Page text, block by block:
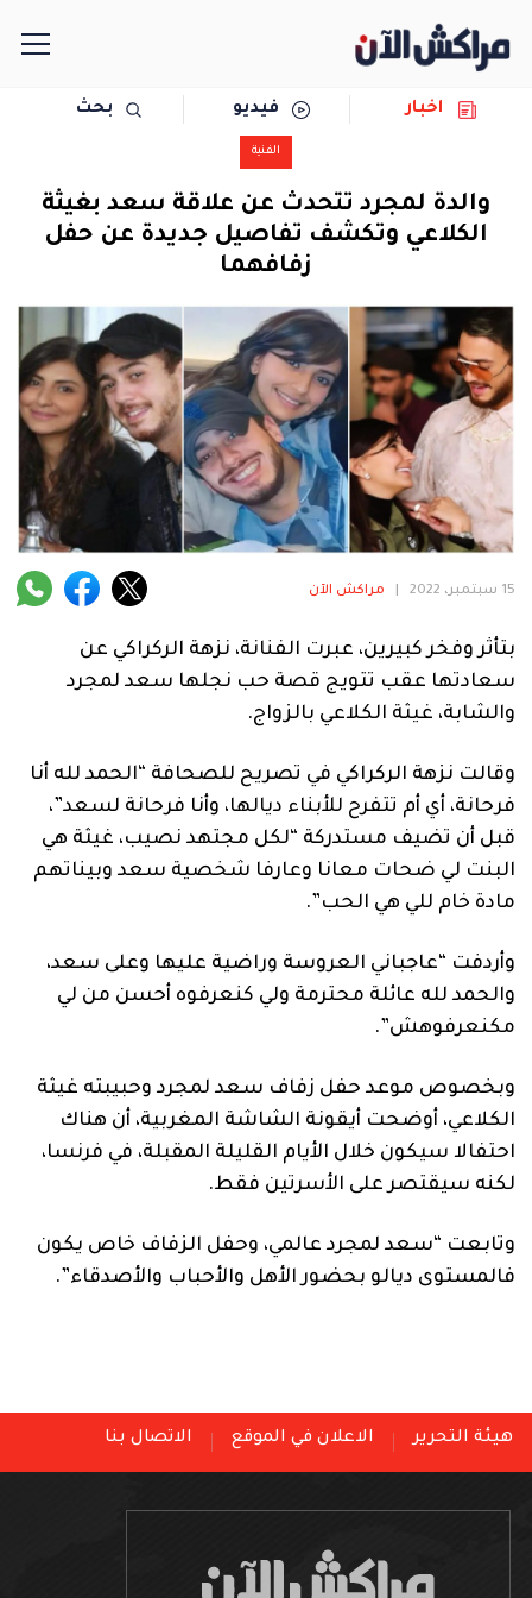
سياسة
رياضة
حوادث
دولية
المرأة
فنية
منوعة
آراء
اخبار فيديو بحث
الفنية
والدة لمجرد تتحدث عن علاقة سعد بغيثة
الكلاعي وتكشف تفاصيل جديدة عن حفل
زفافهما
15 سبتمبر، 2022 مراكش الآن
بتأثر وفخر كبيرين، عبرت الفنانة، نزهة الركراكي عن
سعادتها عقب تتويج قصة حب نجلها سعد لمجرد
والشابة، غيثة الكلاعي بالزواج.
وقالت نزهة الركراكي في تصريح للصحافة “الحمد لله أنا
فرحانة، أي أم تتفرح للأبناء ديالها، وأنا فرحانة لسعد”،
قبل أن تضيف مستدركة “لكل مجتهد نصيب، غيثة هي
البنت لي ضحات معانا وعارفا شخصية سعد وبيناتهم
مادة خام للي هي الحب”.
وأردفت “عاجباني العروسة وراضية عليها وعلى سعد،
والحمد لله عائلة محترمة ولي كنعرفوه أحسن من لي
مكنعرفوهش”.
وبخصوص موعد حفل زفاف سعد لمجرد وحبيبته غيثة
الكلاعي، أوضحت أيقونة الشاشة المغربية، أن هناك
احتفالا سيكون خلال الأيام القليلة المقبلة، في فرنسا،
لكنه سيقتصر على الأسرتين فقط.
وتابعت “سعد لمجرد عالمي، وحفل الزفاف خاص يكون
فالمستوى ديالو بحضور الأهل والأحباب والأصدقاء”.
هيئة التحرير الاعلان في الموقع الاتصال بنا